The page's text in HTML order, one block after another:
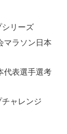
シリーズ
マラソン日本
代表選手選考
ャレンジ